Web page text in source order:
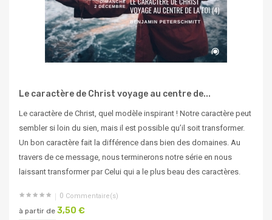
Le caractère de Christ voyage au centre de...
Le caractère de Christ, quel modèle inspirant ! Notre caractère peut
sembler si loin du sien, mais il est possible qu’il soit transformer.
Un bon caractère fait la différence dans bien des domaines. Au
travers de ce message, nous terminerons notre série en nous
laissant transformer par Celui qui a le plus beau des caractères.
0 Commentaire(s)
à partir de 3,50 €